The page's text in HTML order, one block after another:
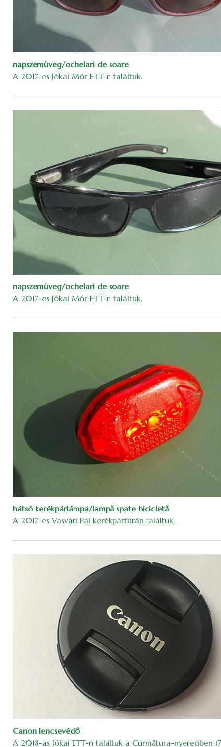
napszemüveg/ochelari de soare
A 2017-es Jókai Mór ETT-n találtuk.
napszemüveg/ochelari de soare
A 2017-es Jókai Mór ETT-n találtuk.
hátsó kerékpárlámpa/lampă spate bicicletă
A 2017-es Vasvári Pál kerékpártúrán találtuk.
Canon lencsevédő
A 2018-as Jókai ETT-n találtuk a Curmătura-nyeregben